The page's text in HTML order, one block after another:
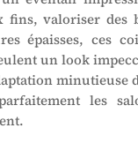
fins, valoriser
épaisses, ces
un look
les